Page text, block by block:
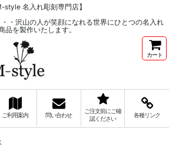
style 名入れ彫刻専門店】
・沢山の人が笑顔になれる世界にひとつの名入れ
品を製作いたします。
カート
ご利用案内 問い合わせ
ご注文前にご確
認ください
各種リンク